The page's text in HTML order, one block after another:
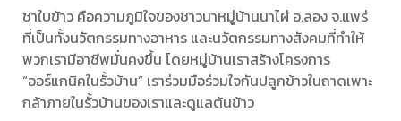
ชาใบข้าว คือความภูมิใจของชาวนาหมู่บ้านนาไผ่ อ.ลอง จ.แพร่
ที่เป็นทั้งนวัตกรรมทางอาหาร และนวัตกรรมทางสังคมที่ทำให้
พวกเรามีอาชีพมั่นคงขึ้น โดยหมู่บ้านเราสร้างโครงการ
“ออร์แกนิคในรั้วบ้าน” เราร่วมมือร่วมใจกันปลูกข้าวในถาดเพาะ
กล้าภายในรั้วบ้านของเราและดูแลต้นข้าว